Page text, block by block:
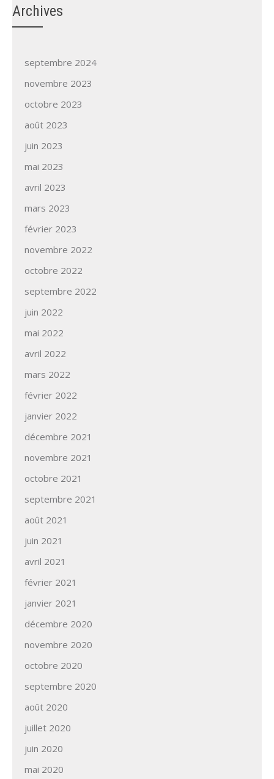
Archives
septembre 2024
novembre 2023
octobre 2023
août 2023
juin 2023
mai 2023
avril 2023
mars 2023
février 2023
novembre 2022
octobre 2022
septembre 2022
juin 2022
mai 2022
avril 2022
mars 2022
février 2022
janvier 2022
décembre 2021
novembre 2021
octobre 2021
septembre 2021
août 2021
juin 2021
avril 2021
février 2021
janvier 2021
décembre 2020
novembre 2020
octobre 2020
septembre 2020
août 2020
juillet 2020
juin 2020
mai 2020